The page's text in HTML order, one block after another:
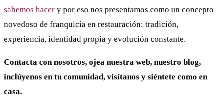
sabemos hacer y por eso nos presentamos como un concepto
novedoso de franquicia en restauración: tradición,
experiencia, identidad propia y evolución constante.
Contacta con nosotros, ojea nuestra web, nuestro blog,
inclúyenos en tu comunidad, visítanos y siéntete como en
casa.